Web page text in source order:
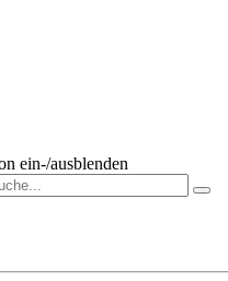
ein-/ausblenden